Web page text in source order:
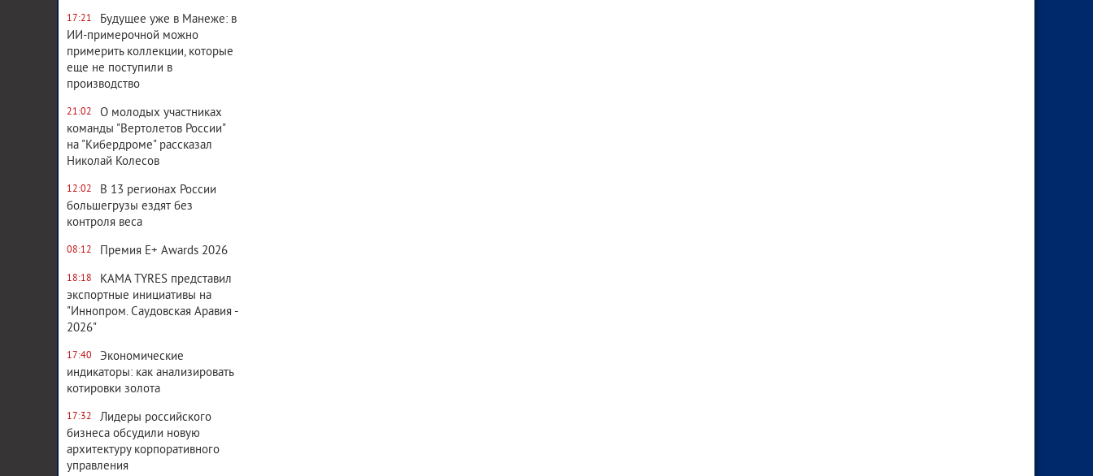
17:21
Будущее уже в Манеже: в
ИИ-примерочной можно
примерить коллекции, которые
еще не поступили в
производство
21:02
О молодых участниках
команды "Вертолетов России"
на "Кибердроме" рассказал
Николай Колесов
12:02
В 13 регионах России
большегрузы ездят без
контроля веса
08:12 Премия E+ Awards 2026
18:18
KAMA TYRES представил
экспортные инициативы на
"Иннопром. Саудовская Аравия -
2026"
17:40
Экономические
индикаторы: как анализировать
котировки золота
17:32
Лидеры российского
бизнеса обсудили новую
архитектуру корпоративного
управления